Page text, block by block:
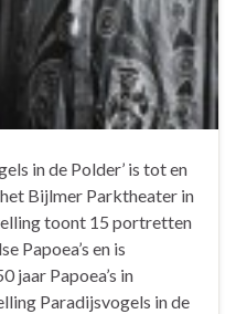
in de Polder’ is tot en
Bijlmer Parktheater in
toont 15 portretten
Papoea’s en is
jaar Papoea’s in
Paradijsvogels in de